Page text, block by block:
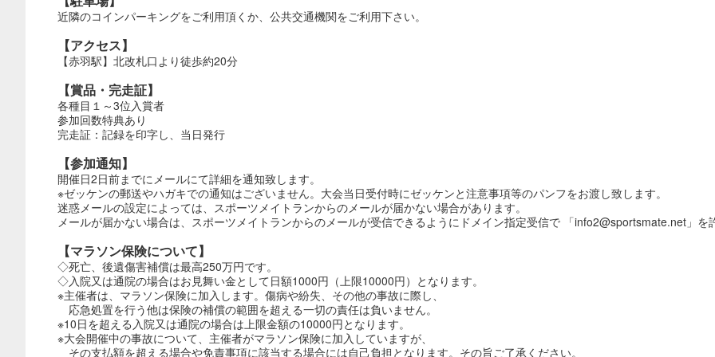
近隣のコインパーキングをご利用頂くか、公共交通機関をご利用下さい。
【アクセス】
【赤羽駅】北改札口より徒歩約20分
【賞品・完走証】
各種目１～3位入賞者
参加回数特典あり
完走証：記録を印字し、当日発行
【参加通知】
開催日2日前までにメールにて詳細を通知致します。
※ゼッケンの郵送やハガキでの通知はございません。大会当日受付時にゼッケンと注意事項等のパンフをお渡し致します。
迷惑メールの設定によっては、スポーツメイトランからのメールが届かない場合があります。
メールが届かない場合は、スポーツメイトランからのメールが受信できるようにドメイン指定受信で 「info2@sportsmate.net」を
【マラソン保険について】
◇死亡、後遺傷害補償は最高250万円です。
◇入院又は通院の場合はお見舞い金として日額1000円（上限10000円）となります。
※主催者は、マラソン保険に加入します。傷病や紛失、その他の事故に際し、
応急処置を行う他は保険の補償の範囲を超える一切の責任は負いません。
※10日を超える入院又は通院の場合は上限金額の10000円となります。
※大会開催中の事故について、主催者がマラソン保険に加入していますが、
その支払額を超える場合や免責事項に該当する場合には自己負担となります。その旨ご了承ください。